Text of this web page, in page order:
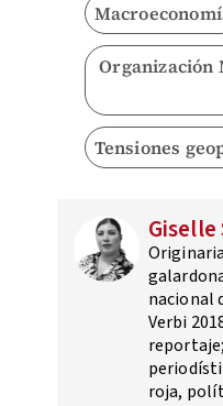
Organización
Tensiones
nacional
Verbi
roja,